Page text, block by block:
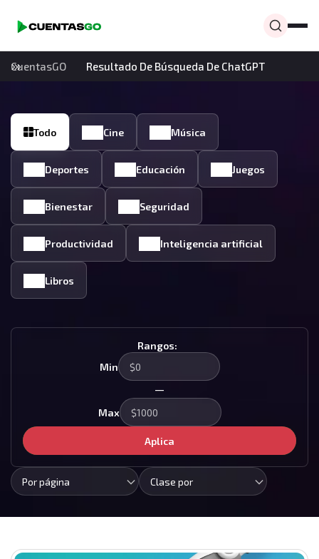
CuentasGO Resultado De Búsqueda De ChatGPT
Todo Cine Música
Deportes Educación Juegos
Bienestar Seguridad
Productividad Inteligencia artificial
Libros
Rangos:
Min
—
Max
Aplica
Por página Clase por